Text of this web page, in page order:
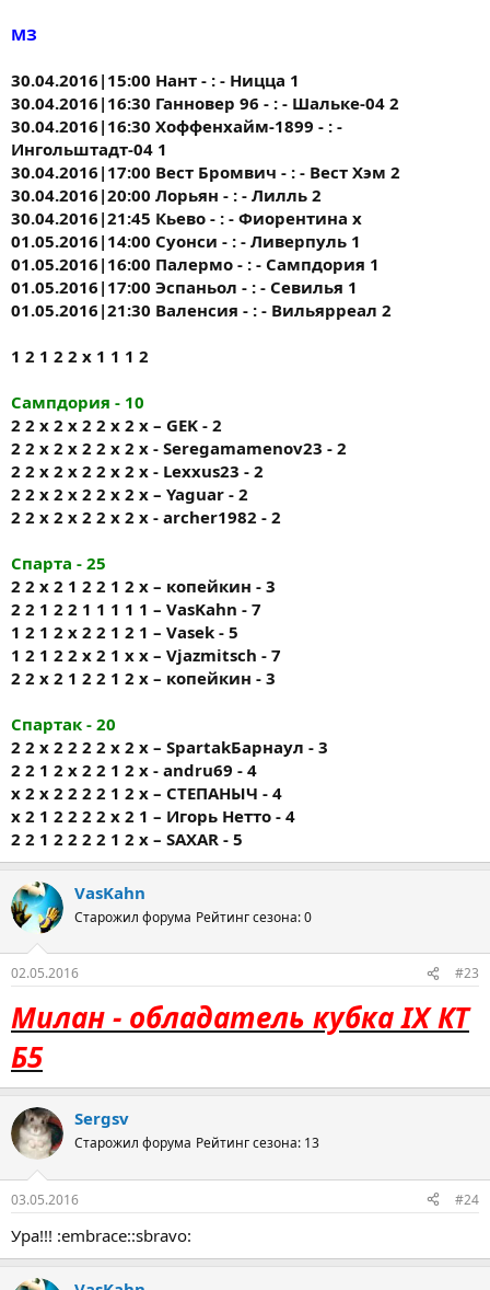
МЗ
30.04.2016|15:00 Нант - : - Ницца 1
30.04.2016|16:30 Ганновер 96 - : - Шальке-04 2
30.04.2016|16:30 Хоффенхайм-1899 - : -
Ингольштадт-04 1
30.04.2016|17:00 Вест Бромвич - : - Вест Хэм 2
30.04.2016|20:00 Лорьян - : - Лилль 2
30.04.2016|21:45 Кьево - : - Фиорентина х
01.05.2016|14:00 Суонси - : - Ливерпуль 1
01.05.2016|16:00 Палермо - : - Сампдория 1
01.05.2016|17:00 Эспаньол - : - Севилья 1
01.05.2016|21:30 Валенсия - : - Вильярреал 2
1 2 1 2 2 х 1 1 1 2
Сампдория - 10
2 2 x 2 x 2 2 x 2 x – GEK - 2
2 2 x 2 x 2 2 x 2 x - Seregamamenov23 - 2
2 2 x 2 x 2 2 x 2 x - Lexxus23 - 2
2 2 x 2 x 2 2 x 2 x – Yaguar - 2
2 2 x 2 x 2 2 x 2 x - archer1982 - 2
Спарта - 25
2 2 х 2 1 2 2 1 2 х – копейкин - 3
2 2 1 2 2 1 1 1 1 1 – VasKahn - 7
1 2 1 2 x 2 2 1 2 1 – Vasek - 5
1 2 1 2 2 х 2 1 х х – Vjazmitsch - 7
2 2 х 2 1 2 2 1 2 х – копейкин - 3
Спартак - 20
2 2 х 2 2 2 2 х 2 х – SpartakБарнаул - 3
2 2 1 2 х 2 2 1 2 х - andru69 - 4
х 2 х 2 2 2 2 1 2 х – СТЕПАНЫЧ - 4
х 2 1 2 2 2 2 х 2 1 – Игорь Нетто - 4
2 2 1 2 2 2 2 1 2 х – SAXAR - 5
VasKahn
Старожил форума Рейтинг сезона: 0
02.05.2016 #23
Милан - обладатель кубка IX КТ
Б5
Sergsv
Старожил форума Рейтинг сезона: 13
03.05.2016 #24
Ура!!! :embrace::sbravo: